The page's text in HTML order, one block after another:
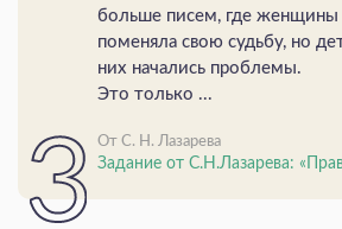
больше писем, где женщины
поменяла свою судьбу, но
них начались проблемы.
Это только ...
От С. Н. Лазарева
Задание от С.Н.Лазарева: